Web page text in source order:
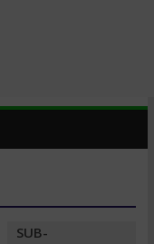
SUB-